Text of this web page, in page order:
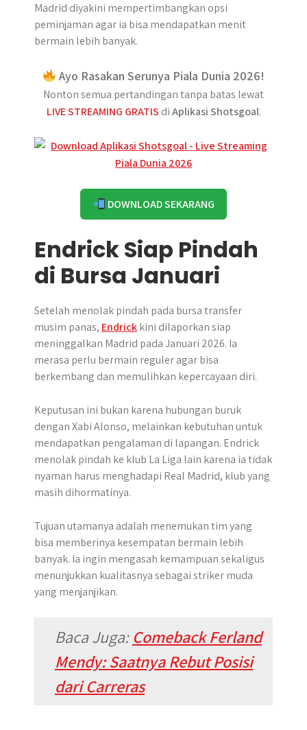
Madrid diyakini mempertimbangkan opsi
peminjaman agar ia bisa mendapatkan menit
bermain lebih banyak.
Ayo Rasakan Serunya Piala Dunia 2026!
Nonton semua pertandingan tanpa batas lewat
LIVE STREAMING GRATIS diAplikasi Shotsgoal.
DOWNLOAD SEKARANG
Endrick Siap Pindah
di Bursa Januari
Setelah menolak pindah pada bursa transfer
musim panas, Endrickkini dilaporkan siap
meninggalkan Madrid pada Januari 2026. Ia
merasa perlu bermain reguler agar bisa
berkembang dan memulihkan kepercayaan diri.
Keputusan ini bukan karena hubungan buruk
dengan Xabi Alonso, melainkan kebutuhan untuk
mendapatkan pengalaman di lapangan. Endrick
menolak pindah ke klub La Liga lain karena ia tidak
nyaman harus menghadapi Real Madrid, klub yang
masih dihormatinya.
Tujuan utamanya adalah menemukan tim yang
bisa memberinya kesempatan bermain lebih
banyak. Ia ingin mengasah kemampuan sekaligus
menunjukkan kualitasnya sebagai striker muda
yang menjanjikan.
Baca Juga:Comeback Ferland
Mendy: Saatnya Rebut Posisi
dari Carreras